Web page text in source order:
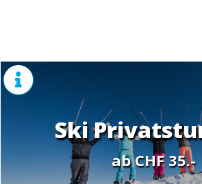

Ski
ab CHF 35.-